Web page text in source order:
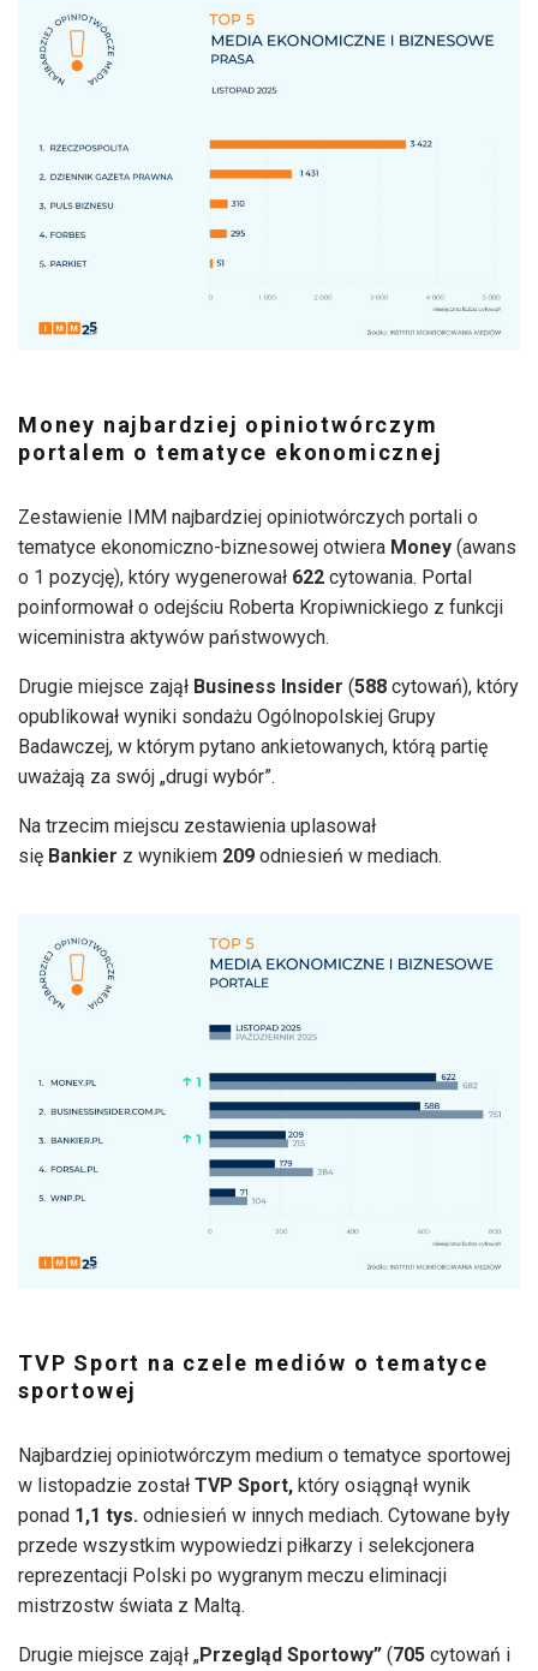
Money najbardziej opiniotwórczym
portalem o tematyce ekonomicznej
Zestawienie IMM najbardziej opiniotwórczych portali o
tematyce ekonomiczno-biznesowej otwiera Money (awans
o 1 pozycję), który wygenerował 622 cytowania. Portal
poinformował o odejściu Roberta Kropiwnickiego z funkcji
wiceministra aktywów państwowych.
Drugie miejsce zajął Business Insider (588 cytowań), który
opublikował wyniki sondażu Ogólnopolskiej Grupy
Badawczej, w którym pytano ankietowanych, którą partię
uważają za swój „drugi wybór”.
Na trzecim miejscu zestawienia uplasował
się Bankier z wynikiem 209 odniesień w mediach.
TVP Sport na czele mediów o tematyce
sportowej
Najbardziej opiniotwórczym medium o tematyce sportowej
w listopadzie został TVP Sport, który osiągnął wynik
ponad 1,1 tys. odniesień w innych mediach. Cytowane były
przede wszystkim wypowiedzi piłkarzy i selekcjonera
reprezentacji Polski po wygranym meczu eliminacji
mistrzostw świata z Maltą.
Drugie miejsce zajął „Przegląd Sportowy” (705 cytowań i